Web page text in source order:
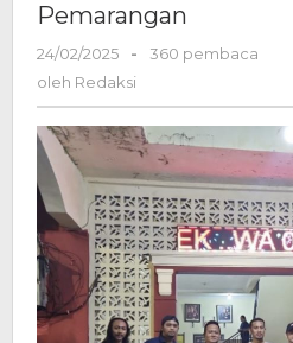
Pelaku
Pemarangan
24/02/2025
oleh
Redaksi
-
360 pembaca
oleh Redaksi